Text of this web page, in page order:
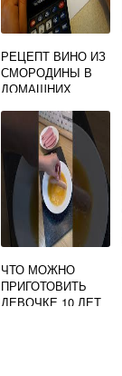
РЕЦЕПТ ВИНО ИЗ
СМОРОДИНЫ В
ДОМАШНИХ
ПРОСТОЙ
ЧЕРНОЙ
ЧТО МОЖНО
ПРИГОТОВИТЬ
ДЕВОЧКЕ 10 ЛЕТ